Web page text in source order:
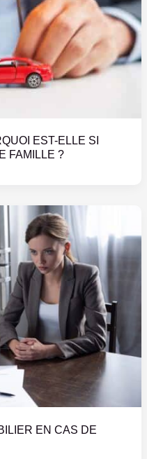
EST-ELLE SI
FAMILLE ?
EN CAS DE